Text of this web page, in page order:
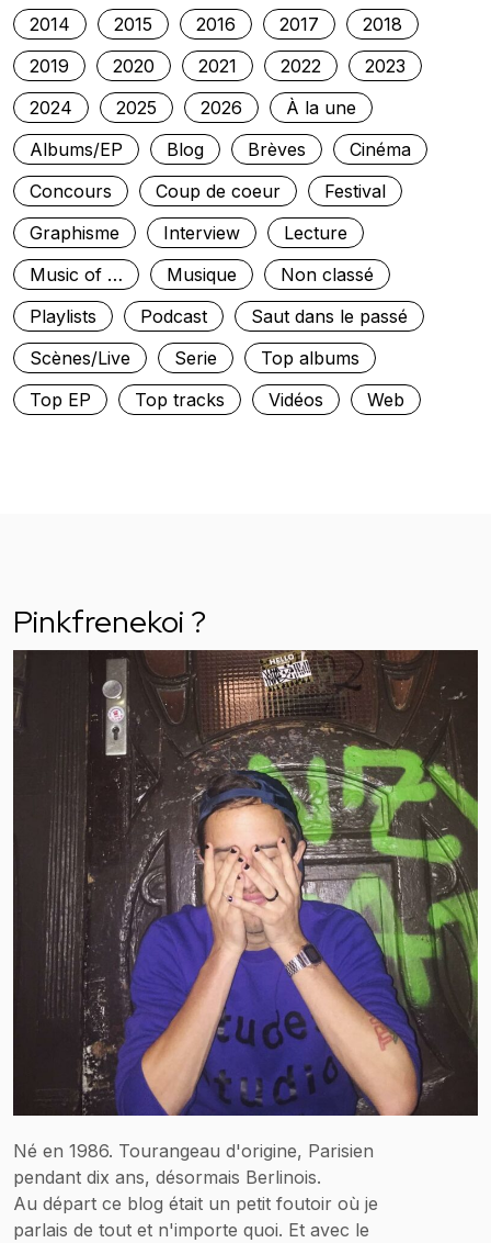
2014 2015 2016 2017
2018
2019
2020 2021 2022
2023
2024
2025 2026
À la une
Albums/EP
Blog Brèves
Cinéma
Concours
Coup de coeur
Festival
Graphisme
Interview
Lecture
Music of …
Musique
Non classé
Playlists
Podcast
Saut dans le passé
Scènes/Live
Serie
Top albums
Top EP
Top tracks Vidéos Web
Pinkfrenekoi ?
Né en 1986. Tourangeau d'origine, Parisien
pendant dix ans, désormais Berlinois.
Au départ ce blog était un petit foutoir où je
parlais de tout et n'importe quoi. Et avec le